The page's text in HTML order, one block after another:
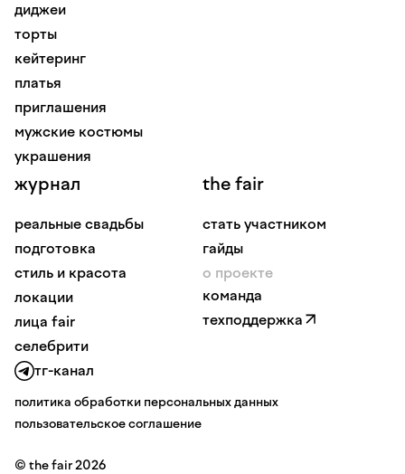
диджеи
торты
кейтеринг
платья
приглашения
мужские костюмы
украшения
журнал
реальные свадьбы
подготовка
стиль и красота
локации
лица fair
селебрити
the fair
стать участником
гайды
о проекте
команда
техподдержка
тг-канал
политика обработки персональных данных
пользовательское соглашение
© the fair 2026